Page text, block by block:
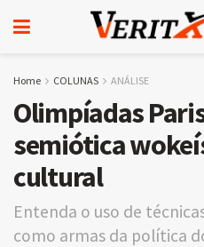
Home COLUNAS ANÁLISE
Olimpíadas
semiótica
cultural
Entenda o uso de
como armas da política